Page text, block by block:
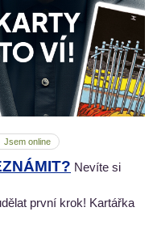
Jsem online
Nevíte si
první krok! Kartářka